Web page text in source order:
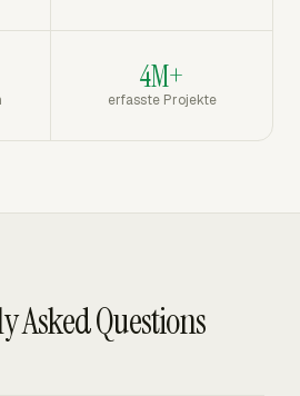
4M+
erfasste Projekte
Asked Questions